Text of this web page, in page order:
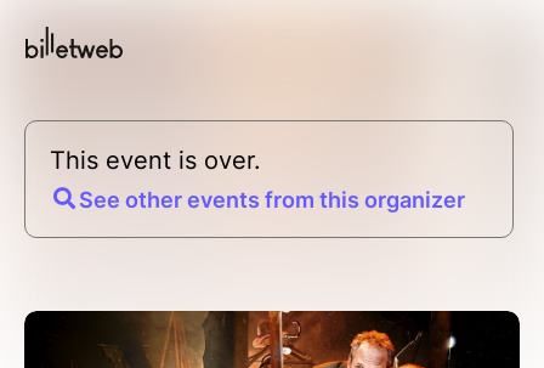
This event is over.
See other events from this organizer